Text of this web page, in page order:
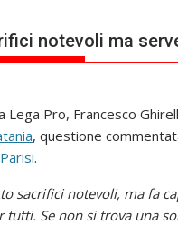
notevoli ma
Lega Pro, Francesco
, questione
.
sacrifici notevoli, ma fa
Se non si trova una